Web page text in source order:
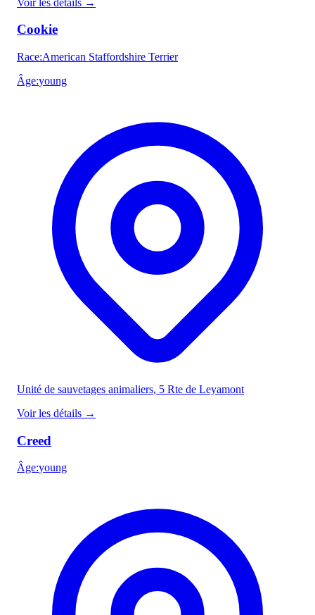
Cookie
Race:American Staffordshire Terrier
Âge:young
Unité de sauvetages animaliers, 5 Rte de Leyamont
Voir les détails →
Creed
Âge:young